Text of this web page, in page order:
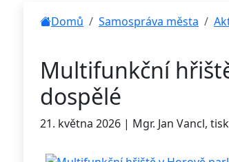
Domů Samospráva města
Multifunkční
dospělé
21. května 2026 | Mgr. Jan Vancl,